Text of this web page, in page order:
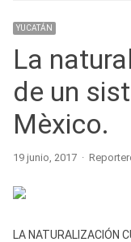
YUCATÁN
La
de un
Mèxico.
19 junio, 2017 Author
LA NATURALIZACIÓN